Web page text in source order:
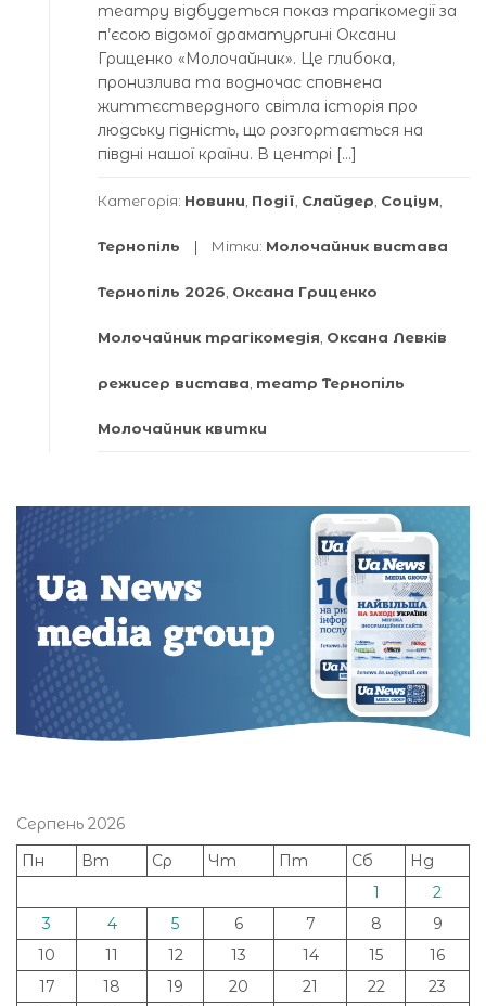
театру відбудеться показ трагікомедії за
п’єсою відомої драматургині Оксани
Гриценко «Молочайник». Це глибока,
пронизлива та водночас сповнена
життєствердного світла історія про
людську гідність, що розгортається на
півдні нашої країни. В центрі […]
Категорія: Новини Події Слайдер Соціум
Тернопіль Мітки: Молочайник вистава
Тернопіль 2026 Оксана Гриценко
Молочайник трагікомедія Оксана Левків
режисер вистава театр Тернопіль
Молочайник квитки
Серпень 2026
Пн
Вт Ср Чт Пт Сб
Нд
1
2
3
4 5 6 7 8
9
10
11 12 13 14 15
16
17
18 19 20 21 22
23